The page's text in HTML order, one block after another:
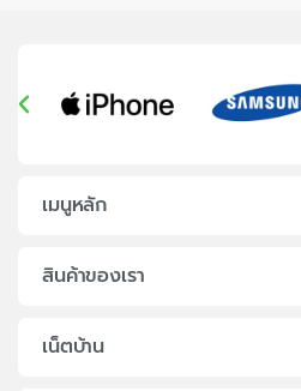
เมนูหลัก
สินค้าของเรา
เน็ตบ้าน